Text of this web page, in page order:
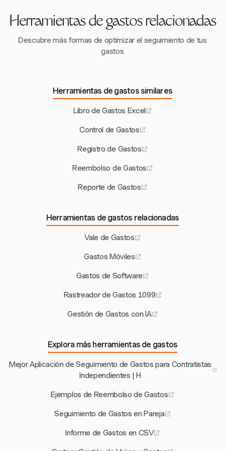
pueden optimizar el cumplimiento y la eficiencia a través
de soluciones digitales.
Herramientas de gastos relacionadas
Descubre más formas de optimizar el seguimiento de tus
gastos
Herramientas de gastos similares
Libro de Gastos Excel
Control de Gastos
Registro de Gastos
Reembolso de Gastos
Reporte de Gastos
Herramientas de gastos relacionadas
Vale de Gastos
Gastos Móviles
Gastos de Software
Rastreador de Gastos 1099
Gestión de Gastos con IA
Explora más herramientas de gastos
Mejor Aplicación de Seguimiento de Gastos para Contratistas
Independientes | H
Ejemplos de Reembolso de Gastos
Seguimiento de Gastos en Pareja
Informe de Gastos en CSV